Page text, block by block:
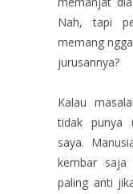
Nah, tapi
memang
jurusannya?
Kalau
tidak punya
saya.
kembar saja
paling anti